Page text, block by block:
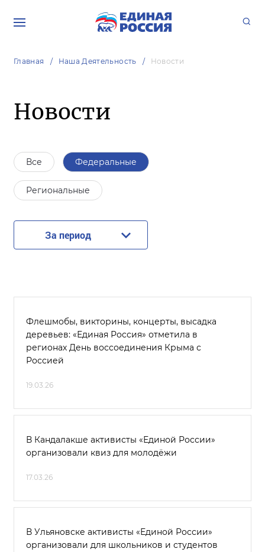
Главная Наша Деятельность Новости
Новости
Все Федеральные
Региональные
За период
Флешмобы, викторины, концерты, высадка
деревьев: «Единая Россия» отметила в
регионах День воссоединения Крыма с
Россией
19.03.26
В Кандалакше активисты «Единой России»
организовали квиз для молодёжи
17.03.26
В Ульяновске активисты «Единой России»
организовали для школьников и студентов